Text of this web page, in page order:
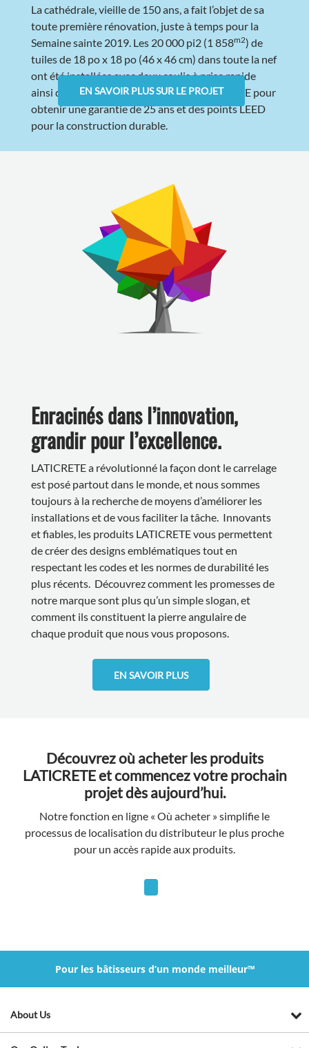
La cathédrale, vieille de 150 ans, a fait l’objet de sa
toute première rénovation, juste à temps pour la
Semaine sainte 2019. Les 20 000 pi2 (1 858m2) de
tuiles de 18 po x 18 po (46 x 46 cm) dans toute la nef
ont été installées avec deux coulis à prise rapide
ainsi que plusieurs autres produits LATICRETE pour
obtenir une garantie de 25 ans et des points LEED
pour la construction durable.
EN SAVOIR PLUS SUR LE PROJET
Enracinés dans l’innovation,
grandir pour l’excellence.
LATICRETE a révolutionné la façon dont le carrelage
est posé partout dans le monde, et nous sommes
toujours à la recherche de moyens d’améliorer les
installations et de vous faciliter la tâche. Innovants
et fiables, les produits LATICRETE vous permettent
de créer des designs emblématiques tout en
respectant les codes et les normes de durabilité les
plus récents. Découvrez comment les promesses de
notre marque sont plus qu’un simple slogan, et
comment ils constituent la pierre angulaire de
chaque produit que nous vous proposons.
EN SAVOIR PLUS
Découvrez où acheter les produits
LATICRETE et commencez votre prochain
projet dès aujourd’hui.
Notre fonction en ligne « Où acheter » simplifie le
processus de localisation du distributeur le plus proche
pour un accès rapide aux produits.
Pour les bâtisseurs d’un monde meilleur™
About Us